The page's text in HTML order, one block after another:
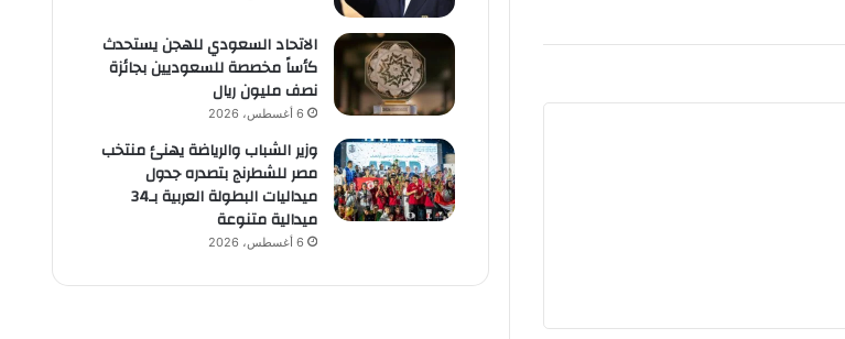
الاتحاد السعودي للهجن يستحدث
كأساً مخصصة للسعوديين بجائزة
نصف مليون ريال
6 أغسطس، 2026
وزير الشباب والرياضة يهنئ منتخب
مصر للشطرنج بتصدره جدول
ميداليات البطولة العربية بـ34
ميدالية متنوعة
6 أغسطس، 2026